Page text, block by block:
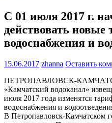
С 01 июля 2017 г.
действовать
водоснабжения и
15.06.2017 zhanna Оставить
ПЕТРОПАВЛОВСК-
«Камчатский водоканал»
июля 2017 года изменятся
водоснабжения и
В Петропавловск-Камчатском